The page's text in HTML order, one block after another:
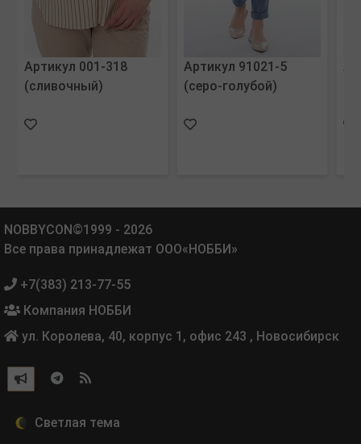
Артикул 001-318
(сливочный)
Артикул 91021-5
(серо-голубой)
NOBBYCON©1999 - 2026
Все права принадлежат ООО«НОББИ»
+7(383) 213-77-55
Компания НОББИ
ул. Королева, 40, корпус 1, офис 243 , Новосибирск